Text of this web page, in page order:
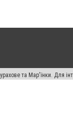
та Мар'їнки. Для